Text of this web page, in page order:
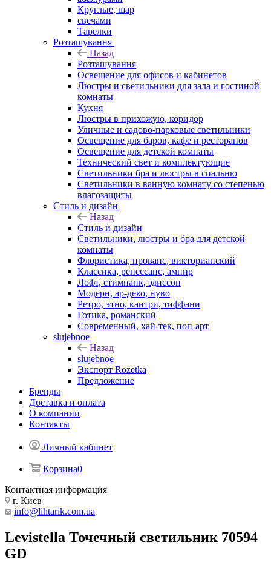
Круглые, шар
свечами
Тарелки
Розташування
Назад
Розташування
Освещение для офисов и кабинетов
Люстры и светильники для зала и гостиной
комнаты
Кухня
Люстры в прихожую, коридор
Уличные и садово-парковые светильники
Освещение для баров, кафе и ресторанов
Освещение для детской комнаты
Технический свет и комплектующие
Светильники бра и люстры в спальню
Светильники в ванную комнату со степенью
влагозащиты
Стиль и дизайн
Назад
Стиль и дизайн
Светильники, люстры и бра для детской
комнаты
Флористика, прованс, викторианский
Классика, ренессанс, ампир
Лофт, стимпанк, эдиссон
Модерн, ар-деко, нуво
Ретро, этно, кантри, тиффани
Готика, романский
Современный, хай-тек, поп-арт
slujebnoe
Назад
slujebnoe
Экспорт Rozetka
Предложение
Бренды
Доставка и оплата
О компании
Контакты
Личный кабинет
Корзина0
Контактная информация
г. Киев
info@lihtarik.com.ua
Levistella Точечный светильник 70594
GD